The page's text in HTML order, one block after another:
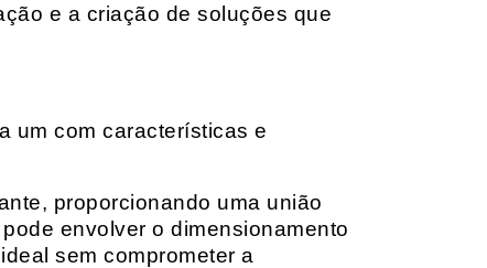
e a criação de soluções que
um com características e
proporcionando uma união
envolver o dimensionamento
sem comprometer a